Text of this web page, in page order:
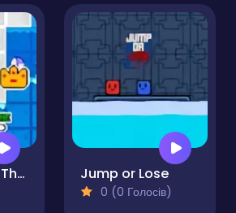
Adventure To The Ice Kingdom Jump or Lose
0 (0 Голосів)